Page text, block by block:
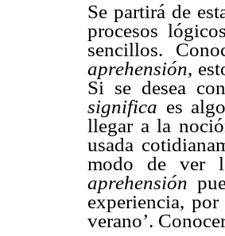
Se partirá de
procesos
sencillos.
aprehensión,
Si se desea
significa es
llegar a la
usada
modo de ver
aprehensión
experiencia,
verano’.